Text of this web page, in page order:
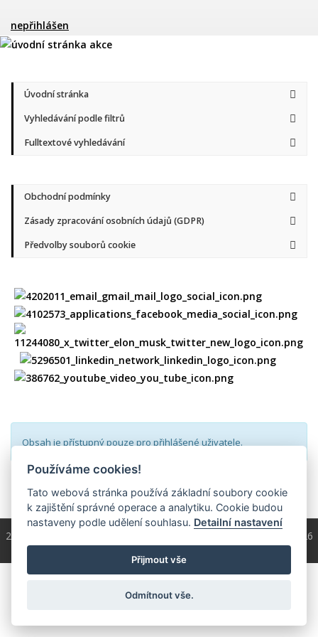
nepřihlášen
Úvodní stránka
Vyhledávání podle filtrů
Fulltextové vyhledávání
Obchodní podmínky
Zásady zpracování osobních údajů (GDPR)
Předvolby souborů cookie
Obsah je přístupný pouze pro přihlášené uživatele.
přihlásit
2004 - 2026 © Copyright / programování a správa 2004 - 2026
PRO-WEB.cz
Používáme cookies!
Tato webová stránka používá základní soubory cookie
k zajištění správné operace a analytiku. Cookie budou
nastaveny podle udělení souhlasu. Detailní nastavení
Přijmout vše
Odmítnout vše.